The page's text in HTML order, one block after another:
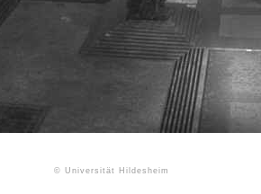
© Universität Hildesheim